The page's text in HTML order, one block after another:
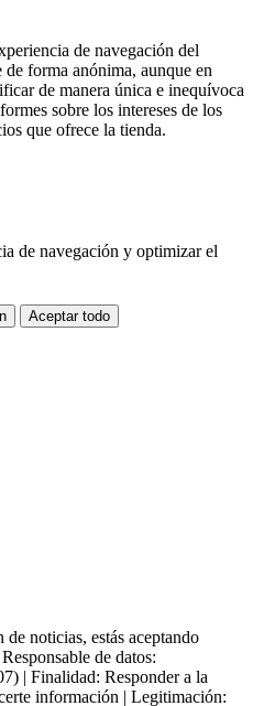
de navegación del
forma anónima, aunque en
de manera única e inequívoca
sobre los intereses de los
que ofrece la tienda.
de navegación y optimizar el
Aceptar todo
noticias, estás aceptando
de datos:
| Finalidad: Responder a la
información | Legitimación: